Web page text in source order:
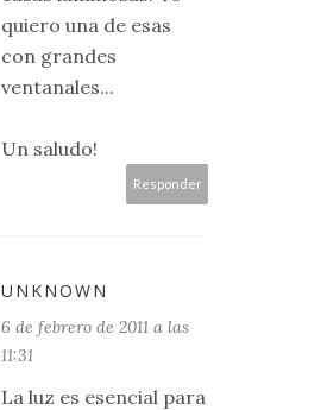
quiero una de esas
con grandes
ventanales...
Un saludo!
Responder
UNKNOWN
6 de febrero de 2011 a las
11:31
La luz es esencial para